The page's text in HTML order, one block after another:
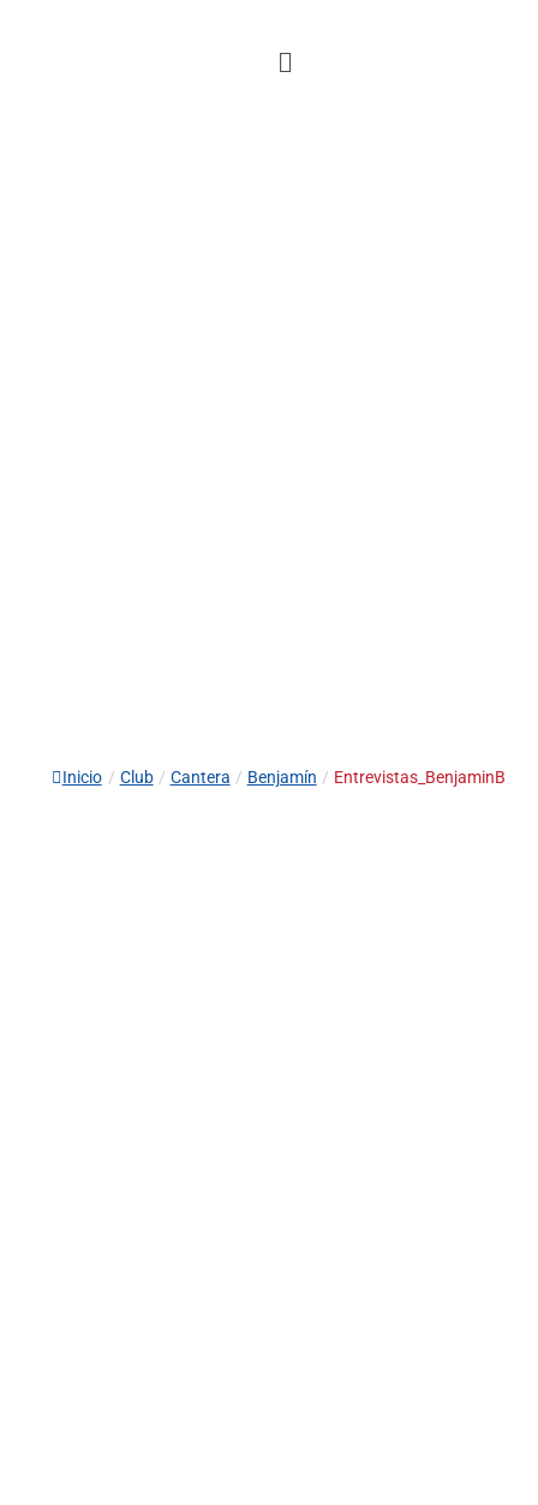
Menú
Inicio / Club / Cantera / Benjamín / Entrevistas_BenjaminB